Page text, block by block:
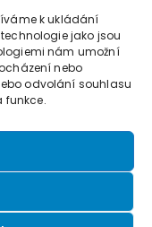
k ukládání
jako jsou
nám umožní
nebo
odvolání souhlasu
funkce.